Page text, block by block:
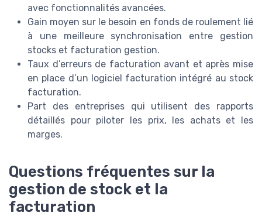
avec fonctionnalités avancées.
Gain moyen sur le besoin en fonds de roulement lié
à une meilleure synchronisation entre gestion
stocks et facturation gestion.
Taux d’erreurs de facturation avant et après mise
en place d’un logiciel facturation intégré au stock
facturation.
Part des entreprises qui utilisent des rapports
détaillés pour piloter les prix, les achats et les
marges.
Questions fréquentes sur la
gestion de stock et la
facturation